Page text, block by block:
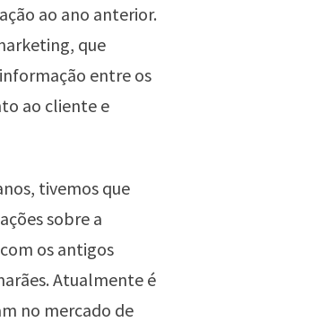
ao ano anterior.
que
entre os
ao cliente e
tivemos que
sobre a
os antigos
Atualmente é
no mercado de